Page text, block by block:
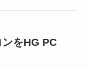
をHG PC